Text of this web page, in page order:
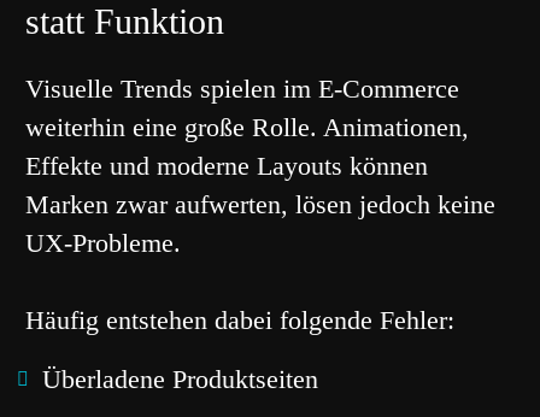
statt Funktion
Visuelle Trends spielen im E-Commerce
weiterhin eine große Rolle. Animationen,
Effekte und moderne Layouts können
Marken zwar aufwerten, lösen jedoch keine
UX-Probleme.
Häufig entstehen dabei folgende Fehler:
Überladene Produktseiten